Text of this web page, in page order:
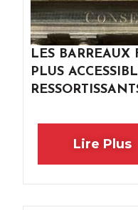
LES BARREAUX
PLUS
Lire Plus